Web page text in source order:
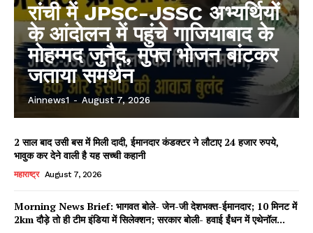
रांची में JPSC-JSSC अभ्यर्थियों
के आंदोलन में पहुंचे गाजियाबाद के
मोहम्मद जुनैद, मुफ्त भोजन बांटकर
जताया समर्थन
Ainnews1 - August 7, 2026
2 साल बाद उसी बस में मिली दादी, ईमानदार कंडक्टर ने लौटाए 24 हजार रुपये,
भावुक कर देने वाली है यह सच्ची कहानी
महाराष्ट्र August 7, 2026
Morning News Brief: भागवत बोले- जेन-जी देशभक्त-ईमानदार; 10 मिनट में
2km दौड़े तो ही टीम इंडिया में सिलेक्शन; सरकार बोली- हवाई ईंधन में एथेनॉल...